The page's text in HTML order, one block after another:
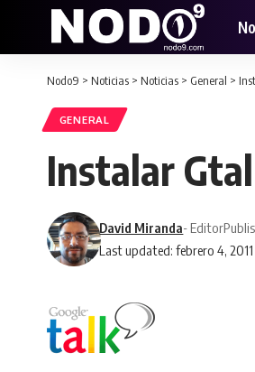
Nodo9 > Noticias > Noticias > General >
GENERAL
Instalar
Last updated: febrero 4,
David Miranda- Editor